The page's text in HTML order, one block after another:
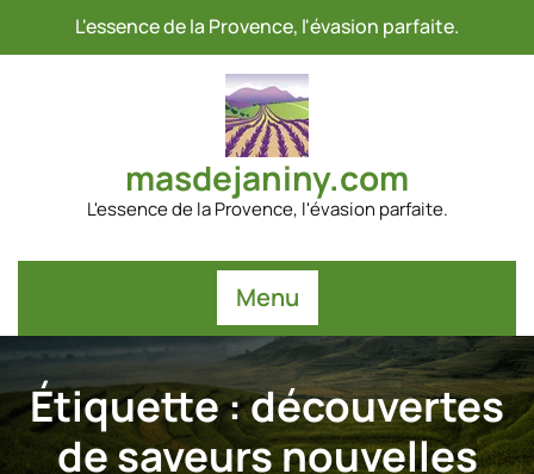
L'essence de la Provence, l'évasion parfaite.
masdejaniny.com
L'essence de la Provence, l'évasion parfaite.
Menu
Étiquette :découvertes
de saveurs nouvelles